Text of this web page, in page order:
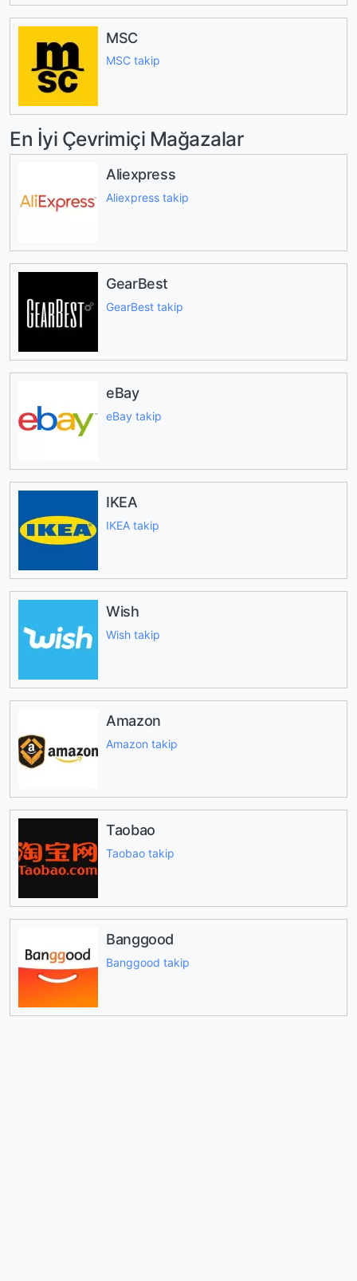
MSC
MSC takip
En İyi Çevrimiçi Mağazalar
Aliexpress
Aliexpress takip
GearBest
GearBest takip
eBay
eBay takip
IKEA
IKEA takip
Wish
Wish takip
Amazon
Amazon takip
Taobao
Taobao takip
Banggood
Banggood takip